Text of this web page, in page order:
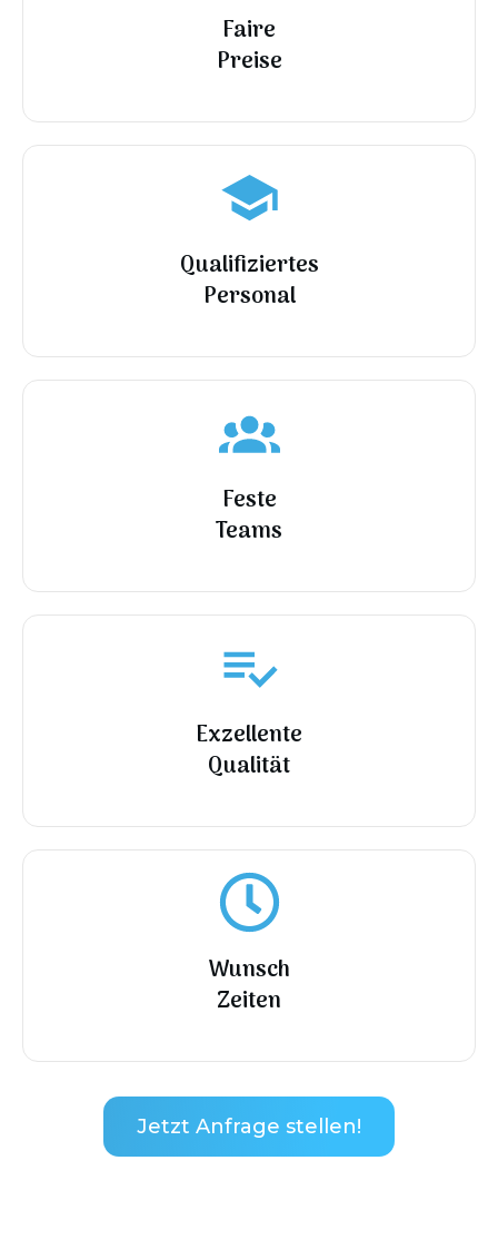
Faire
Preise
Qualifiziertes
Personal
Feste
Teams
Exzellente
Qualität
Wunsch
Zeiten
Jetzt Anfrage stellen!